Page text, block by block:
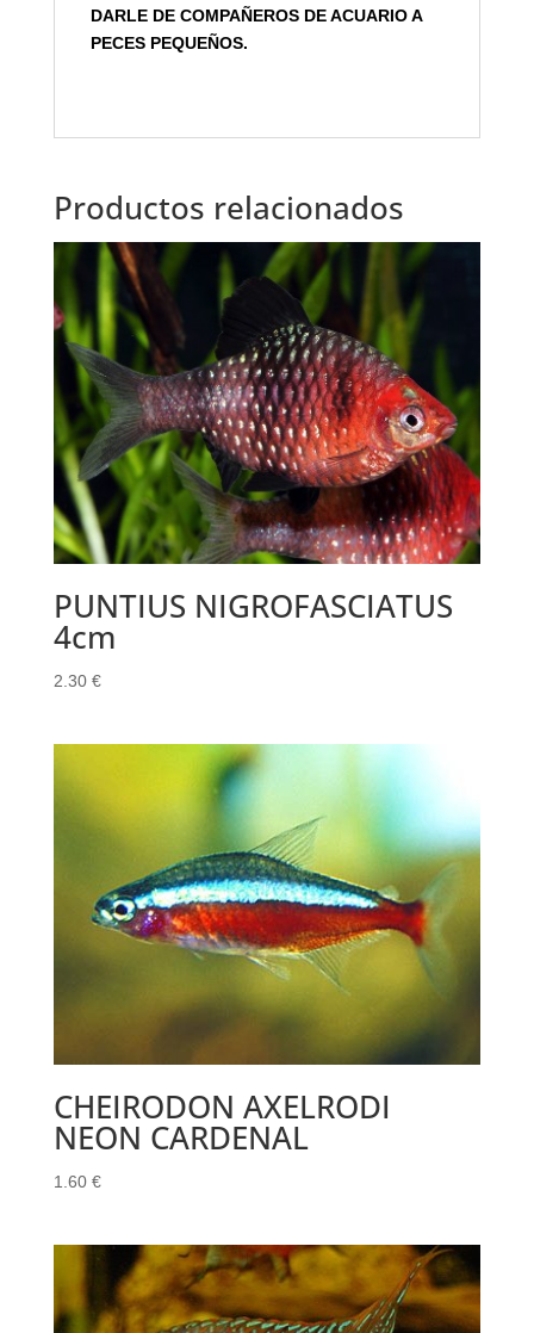
DARLE DE COMPAÑEROS DE ACUARIO A
PECES PEQUEÑOS.
Productos relacionados
PUNTIUS NIGROFASCIATUS
4cm
2.30 €
CHEIRODON AXELRODI
NEON CARDENAL
1.60 €